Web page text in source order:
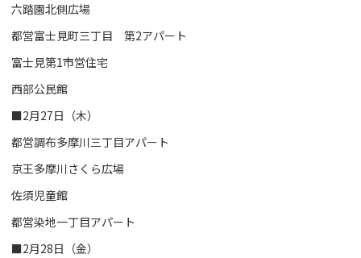
六踏園北側広場
都営富士見町三丁目 第2アパート
富士見第1市営住宅
西部公民館
■2月27日（木）
都営調布多摩川三丁目アパート
京王多摩川さくら広場
佐須児童館
都営染地一丁目アパート
■2月28日（金）